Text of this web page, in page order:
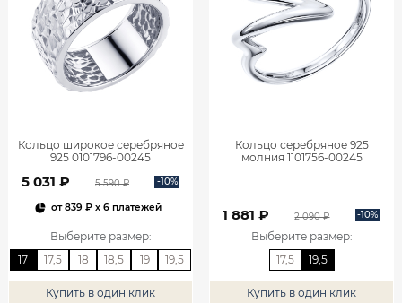
Кольцо широкое серебряное
925 0101796-00245
5 031 ₽ 5 590 ₽ -10%
от839 ₽x 6 платежей
Выберите размер:
17
17,5 18 18,5 19 19,5
Купить в один клик
Кольцо серебряное 925
молния 1101756-00245
1 881 ₽ 2 090 ₽ -10%
Выберите размер:
17,5
19,5
Купить в один клик